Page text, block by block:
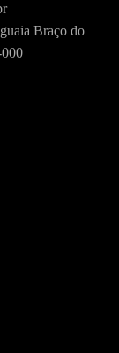
Braço do